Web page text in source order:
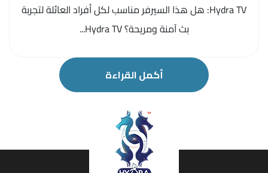
Hydra TV: هل هذا السيرفر مناسب لكل أفراد العائلة لتجربة
بث آمنة ومريحة؟ Hydra TV...
أكمل القراءة